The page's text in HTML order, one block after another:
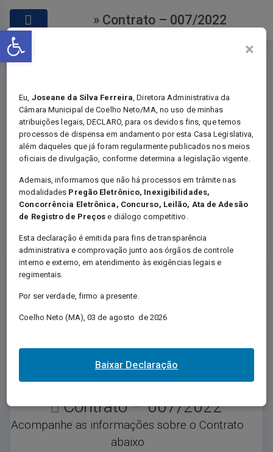
» Contrato – 007/2022
Contratos
Você está em:
Home
Certames - Contratos
como Lei de Acesso à Informação - LAI,
regulamenta o direito, previsto na Constituição,
de qualquer pessoa solicitar e receber dos
entes e Poderes, informações públicas por
eles produzidas ou custodiadas.
Contrato – 007/2022
Acompanhe as informações sobre o Contrato
abaixo
×
Eu, Joseane da Silva Ferreira, Diretora Administrativa da
Câmara Municipal de Coelho Neto/MA, no uso de minhas
atribuições legais, DECLARO, para os devidos fins, que temos
processos de dispensa em andamento por esta Casa Legislativa,
além daqueles que já foram regularmente publicados nos meios
oficiais de divulgação, conforme determina a legislação vigente.
Ademais, informamos que não há processos em trâmite nas
modalidades Pregão Eletrônico, Inexigibilidades,
Concorrência Eletrônica, Concurso, Leilão, Ata de Adesão
de Registro de Preços e diálogo competitivo.
Esta declaração é emitida para fins de transparência
administrativa e comprovação junto aos órgãos de controle
interno e externo, em atendimento às exigências legais e
regimentais.
Por ser verdade, firmo a presente.
Coelho Neto (MA), 03 de agosto de 2026
Baixar Declaração
Abrir a barra de ferramentas